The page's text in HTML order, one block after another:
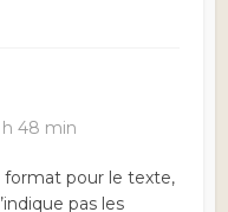
h 48 min
format pour le texte,
pas les